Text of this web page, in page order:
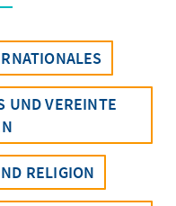
UND VEREINTE
RELIGION